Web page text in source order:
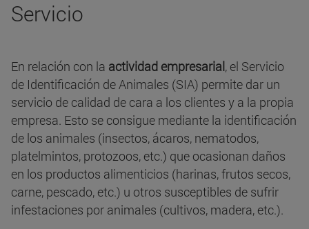
Servicio
En relación con la actividad empresarial, el Servicio
de Identificación de Animales (SIA) permite dar un
servicio de calidad de cara a los clientes y a la propia
empresa. Esto se consigue mediante la identificación
de los animales (insectos, ácaros, nematodos,
platelmintos, protozoos, etc.) que ocasionan daños
en los productos alimenticios (harinas, frutos secos,
carne, pescado, etc.) u otros susceptibles de sufrir
infestaciones por animales (cultivos, madera, etc.).